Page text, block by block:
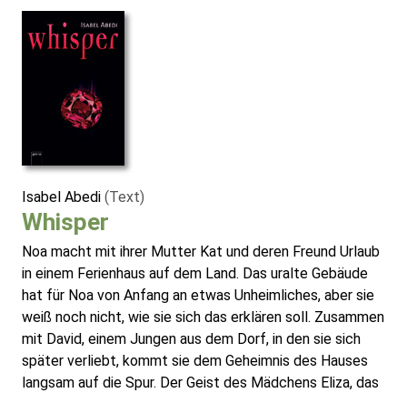
Isabel Abedi (Text)
Whisper
Noa macht mit ihrer Mutter Kat und deren Freund Urlaub
in einem Ferienhaus auf dem Land. Das uralte Gebäude
hat für Noa von Anfang an etwas Unheimliches, aber sie
weiß noch nicht, wie sie sich das erklären soll. Zusammen
mit David, einem Jungen aus dem Dorf, in den sie sich
später verliebt, kommt sie dem Geheimnis des Hauses
langsam auf die Spur. Der Geist des Mädchens Eliza, das